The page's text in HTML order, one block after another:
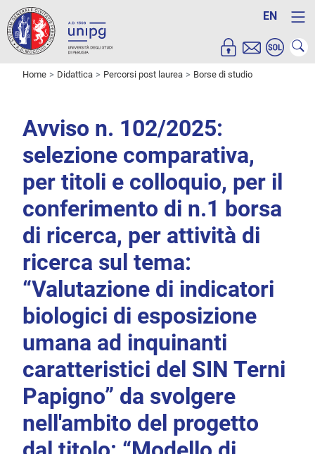
EN
Home Didattica Percorsi post laurea Borse di studio
Avviso n. 102/2025:
selezione comparativa,
per titoli e colloquio, per il
conferimento di n.1 borsa
di ricerca, per attività di
ricerca sul tema:
“Valutazione di indicatori
biologici di esposizione
umana ad inquinanti
caratteristici del SIN Terni
Papigno” da svolgere
nell'ambito del progetto